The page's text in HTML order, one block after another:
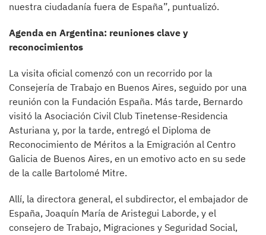
nuestra ciudadanía fuera de España”, puntualizó.
Agenda en Argentina: reuniones clave y
reconocimientos
La visita oficial comenzó con un recorrido por la
Consejería de Trabajo en Buenos Aires, seguido por una
reunión con la Fundación España. Más tarde, Bernardo
visitó la Asociación Civil Club Tinetense-Residencia
Asturiana y, por la tarde, entregó el Diploma de
Reconocimiento de Méritos a la Emigración al Centro
Galicia de Buenos Aires, en un emotivo acto en su sede
de la calle Bartolomé Mitre.
Allí, la directora general, el subdirector, el embajador de
España, Joaquín María de Aristegui Laborde, y el
consejero de Trabajo, Migraciones y Seguridad Social,